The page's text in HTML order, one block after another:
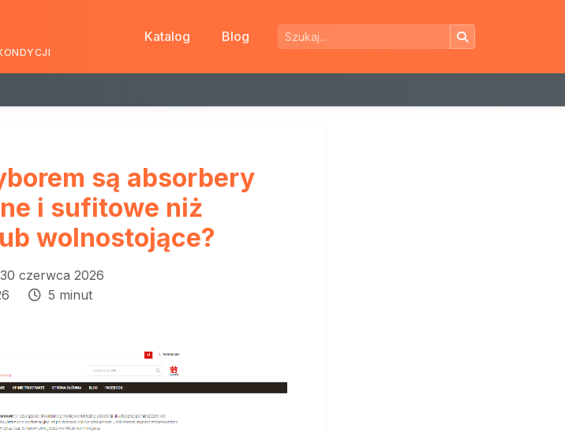
Katalog Blog
są absorbery
i sufitowe niż
wolnostojące?
30 czerwca 2026
5 minut